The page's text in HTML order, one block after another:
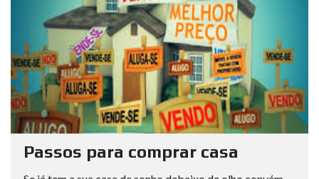
Passos para comprar casa